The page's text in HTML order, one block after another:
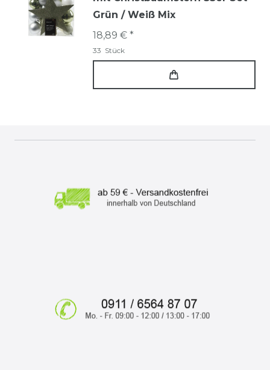
Grün / Weiß Mix
18,89 € *
33 Stück